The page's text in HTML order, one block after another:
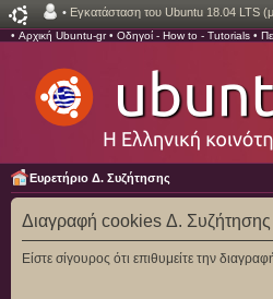
• Εγκατάσταση του Ubuntu 18.04 LTS
• Αρχική Ubuntu-gr• Οδηγοί - How to - Tutorials •
Ευρετήριο Δ. Συζήτησης
Διαγραφή cookies Δ. Συζήτησης
Είστε σίγουρος ότι επιθυμείτε την